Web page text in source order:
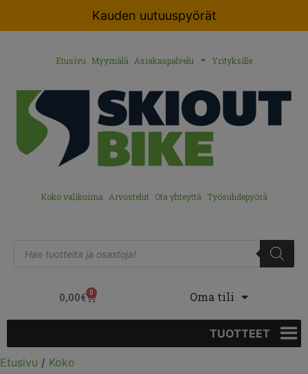
Kauden uutuuspyörät
Etusivu Myymälä Asiakaspalvelu Yrityksille
Koko valikoima Arvostelut Ota yhteyttä Työsuhdepyörä
0,00€ 0 Oma tili
TUOTTEET
Etusivu / Koko